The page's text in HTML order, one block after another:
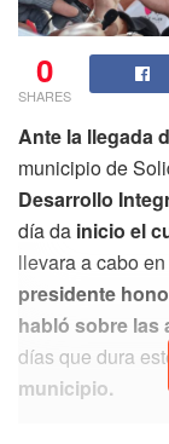
0
SHARES
Ante la llegada
municipio de
Desarrollo
día da inicio el
llevara a cabo
presidente
habló sobre las
días que dura
municipio.